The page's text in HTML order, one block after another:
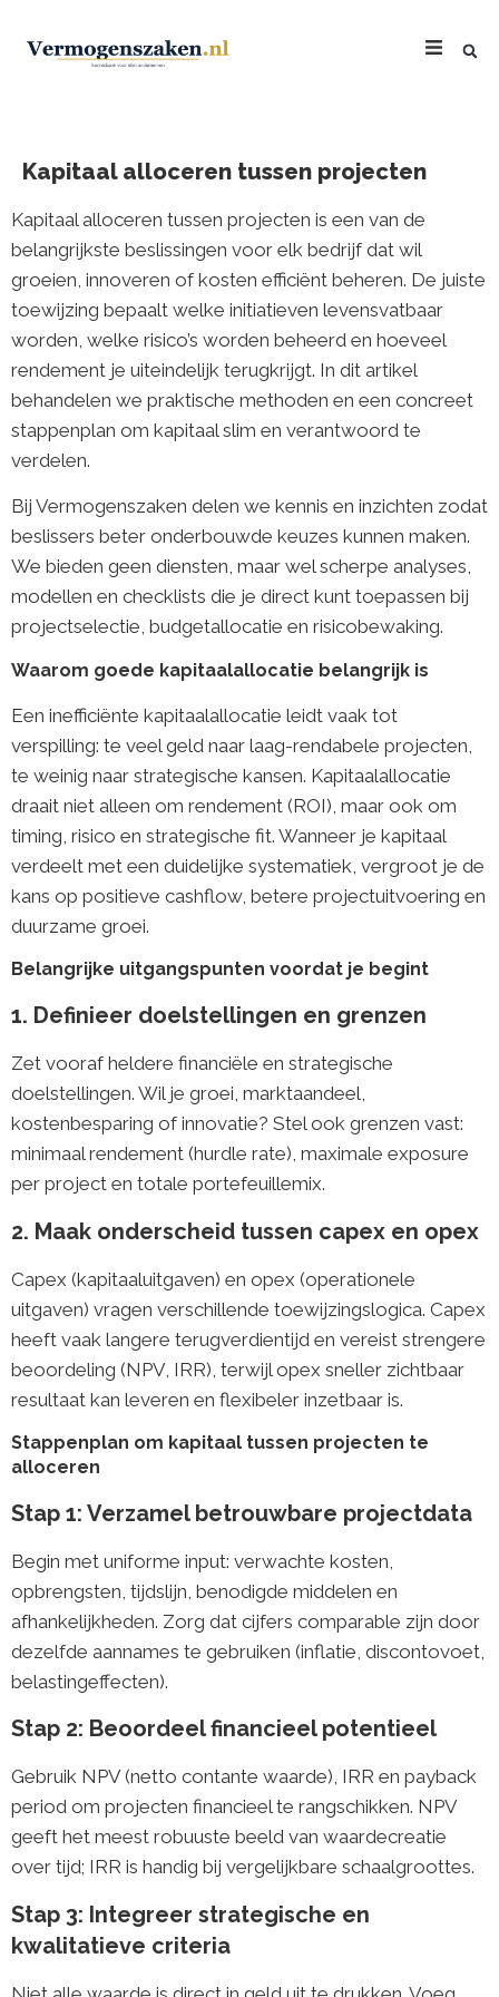
Kapitaal alloceren tussen projecten
Kapitaal alloceren tussen projecten is een van de
belangrijkste beslissingen voor elk bedrijf dat wil
groeien, innoveren of kosten efficiënt beheren. De juiste
toewijzing bepaalt welke initiatieven levensvatbaar
worden, welke risico’s worden beheerd en hoeveel
rendement je uiteindelijk terugkrijgt. In dit artikel
behandelen we praktische methoden en een concreet
stappenplan om kapitaal slim en verantwoord te
verdelen.
Bij Vermogenszaken delen we kennis en inzichten zodat
beslissers beter onderbouwde keuzes kunnen maken.
We bieden geen diensten, maar wel scherpe analyses,
modellen en checklists die je direct kunt toepassen bij
projectselectie, budgetallocatie en risicobewaking.
Waarom goede kapitaalallocatie belangrijk is
Een inefficiënte kapitaalallocatie leidt vaak tot
verspilling: te veel geld naar laag-rendabele projecten,
te weinig naar strategische kansen. Kapitaalallocatie
draait niet alleen om rendement (ROI), maar ook om
timing, risico en strategische fit. Wanneer je kapitaal
verdeelt met een duidelijke systematiek, vergroot je de
kans op positieve cashflow, betere projectuitvoering en
duurzame groei.
Belangrijke uitgangspunten voordat je begint
1. Definieer doelstellingen en grenzen
Zet vooraf heldere financiële en strategische
doelstellingen. Wil je groei, marktaandeel,
kostenbesparing of innovatie? Stel ook grenzen vast:
minimaal rendement (hurdle rate), maximale exposure
per project en totale portefeuillemix.
2. Maak onderscheid tussen capex en opex
Capex (kapitaaluitgaven) en opex (operationele
uitgaven) vragen verschillende toewijzingslogica. Capex
heeft vaak langere terugverdientijd en vereist strengere
beoordeling (NPV, IRR), terwijl opex sneller zichtbaar
resultaat kan leveren en flexibeler inzetbaar is.
Stappenplan om kapitaal tussen projecten te
alloceren
Stap 1: Verzamel betrouwbare projectdata
Begin met uniforme input: verwachte kosten,
opbrengsten, tijdslijn, benodigde middelen en
afhankelijkheden. Zorg dat cijfers comparable zijn door
dezelfde aannames te gebruiken (inflatie, discontovoet,
belastingeffecten).
Stap 2: Beoordeel financieel potentieel
Gebruik NPV (netto contante waarde), IRR en payback
period om projecten financieel te rangschikken. NPV
geeft het meest robuuste beeld van waardecreatie
over tijd; IRR is handig bij vergelijkbare schaalgroottes.
Stap 3: Integreer strategische en
kwalitatieve criteria